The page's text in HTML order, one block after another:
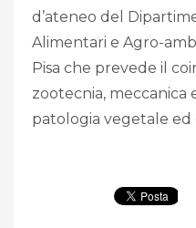
d’ateneo del
Alimentari e Agro-
Pisa che prevede il
zootecnia, meccanica
patologia vegetale ed